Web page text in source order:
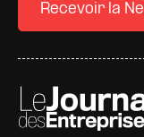
Recevoir la